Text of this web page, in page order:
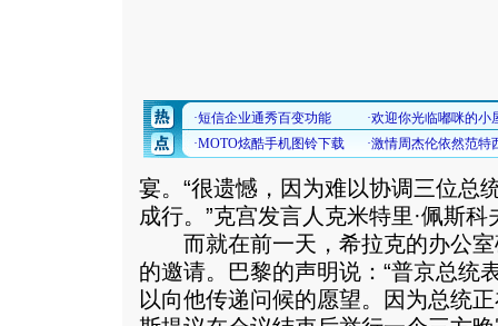
宴。“很遗憾，因为难以协调三位总
成行。”克宫发言人克米特里·佩斯科
而就在前一天，希拉克的办公室
的邀请。巴黎的声明说：“普京总统
以向他传递问候的愿望。因为总统